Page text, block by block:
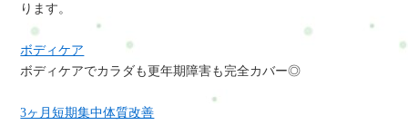
ります。
ボディケア
ボディケアでカラダも更年期障害も完全カバー◎
3ヶ月短期集中体質改善